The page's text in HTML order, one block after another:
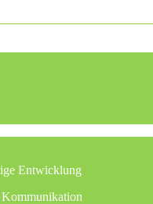
Entwicklung